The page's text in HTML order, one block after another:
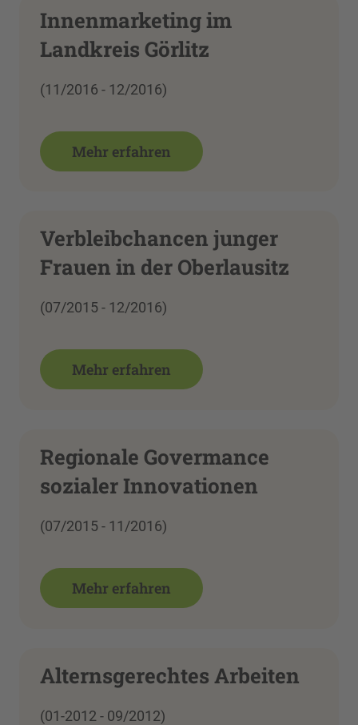
Innenmarketing im
Landkreis Görlitz
(11/2016 - 12/2016)
Mehr erfahren
Verbleibchancen junger
Frauen in der Oberlausitz
(07/2015 - 12/2016)
Mehr erfahren
Regionale Govermance
sozialer Innovationen
(07/2015 - 11/2016)
Mehr erfahren
Alternsgerechtes Arbeiten
(01-2012 - 09/2012)